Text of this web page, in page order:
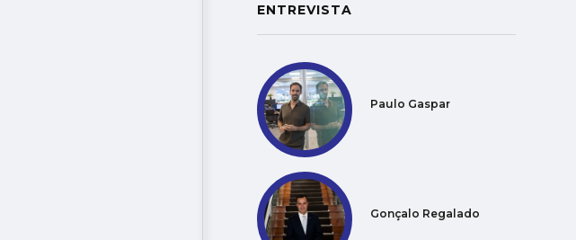
ENTREVISTA
Paulo Gaspar
Gonçalo Regalado